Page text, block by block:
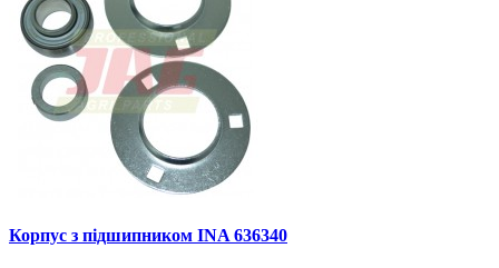
Корпус з підшипником INA 636340